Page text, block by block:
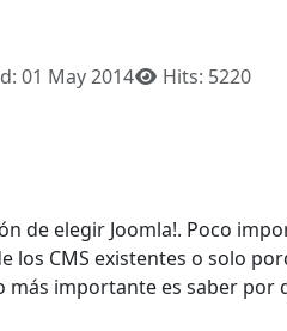
01 May 2014 Hits: 5220
de elegir Joomla!. Poco
los CMS existentes o solo
más importante es saber por